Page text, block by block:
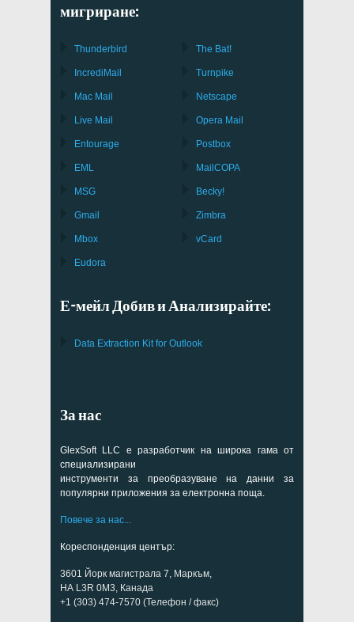
мигриране:
Thunderbird
IncrediMail
Mac Mail
Live Mail
Entourage
EML
MSG
Gmail
Mbox
Eudora
The Bat!
Turnpike
Netscape
Opera Mail
Postbox
MailCOPA
Becky!
Zimbra
vCard
Е-мейл Добив и Анализирайте:
Data Extraction Kit for Outlook
За нас
GlexSoft LLC е разработчик на широка гама от
специализирани
инструменти за преобразуване на данни за
популярни приложения за електронна поща.
Повече за нас...
Кореспонденция център:
3601 Йорк магистрала 7, Маркъм,
НА L3R 0M3, Канада
+1 (303) 474-7570 (Телефон / факс)